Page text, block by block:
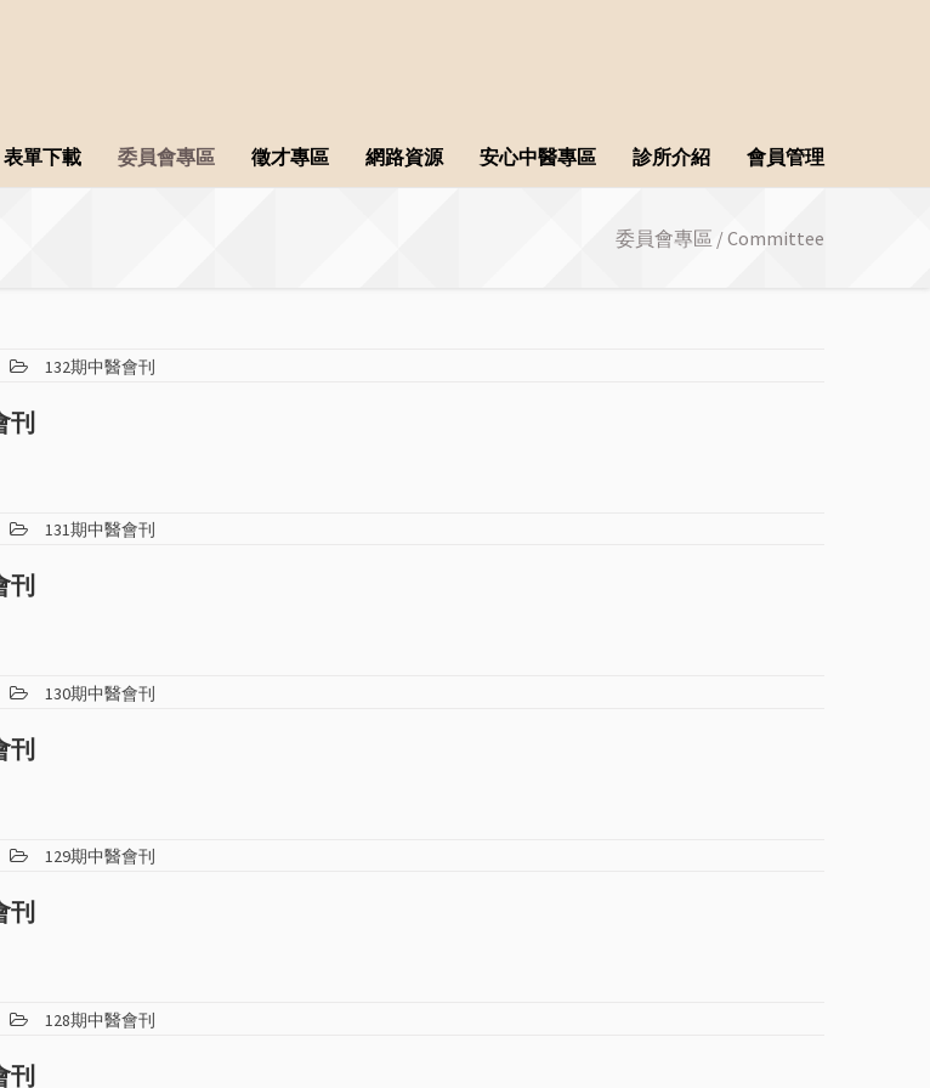
表單下載 委員會專區 徵才專區 網路資源 安心中醫專區 診所介紹 會員管理
委員會專區 / Committee
132期中醫會刊
刊
131期中醫會刊
刊
130期中醫會刊
刊
129期中醫會刊
刊
128期中醫會刊
刊